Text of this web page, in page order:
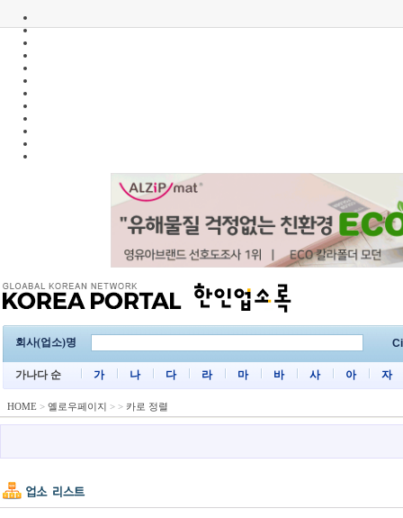
회사(업소)명
가나다 순 가 나 다 라 마 바 사 아 자
HOME > 옐로우페이지 > > 카로 정렬